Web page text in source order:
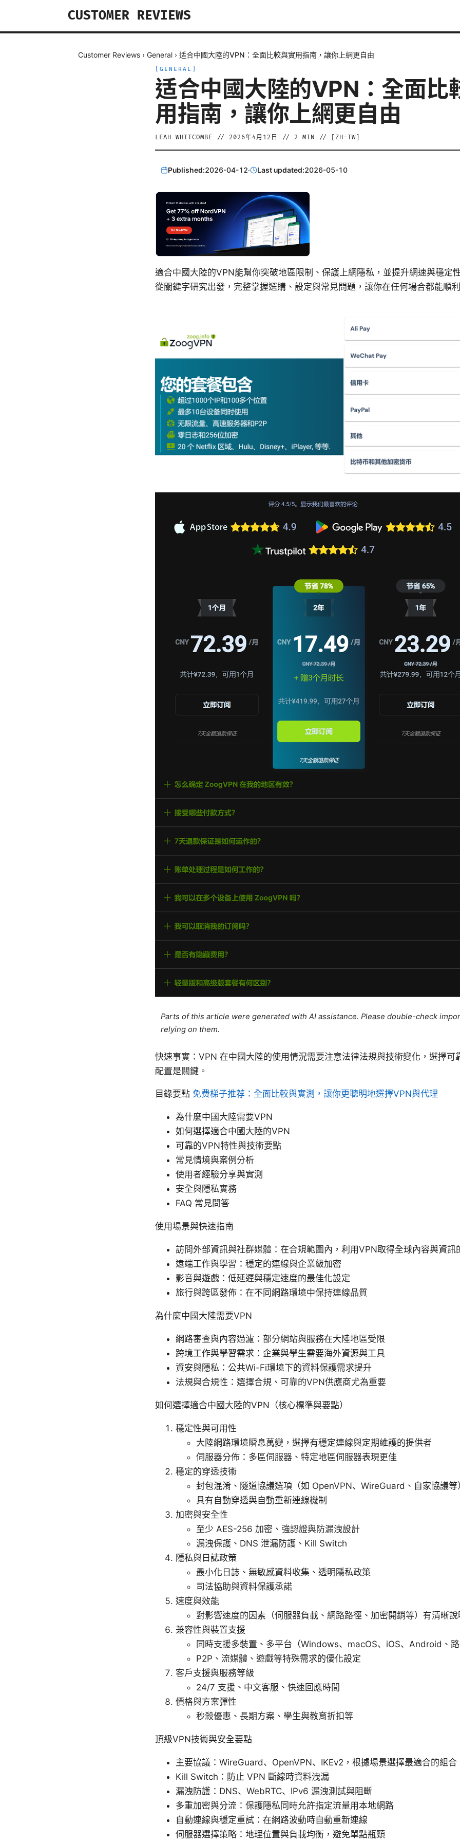
CUSTOMER REVIEWS
Customer Reviews › General › 适合中國大陸的VPN：全面比較與實用指南，讓你上網更自由
GENERAL
适合中國大陸的VPN：全面比
用指南，讓你上網更自由
LEAH WHITCOMBE // 2026年4月12日 // 2 MIN // [ ZH-TW
Published:2026-04-12· Last updated:2026-05-10
適合中國大陸的VPN能幫你突破地區限制、保護上網隱私，並提升網速與穩定
從關鍵字研究出發，完整掌握選購、設定與常見問題，讓你在任何場合都能順
Parts of this article were generated with AI assistance. Please double-check
relying on them.
快速事實：VPN 在中國大陸的使用情況需要注意法律法規與技術變化，選擇可
配置是關鍵。
目錄要點 免费梯子推荐：全面比較與實測，讓你更聰明地選擇VPN與代理
為什麼中國大陸需要VPN
如何選擇適合中國大陸的VPN
可靠的VPN特性與技術要點
常見情境與案例分析
使用者經驗分享與實測
安全與隱私實務
FAQ 常見問答
使用場景與快速指南
訪問外部資訊與社群媒體：在合規範圍內，利用VPN取得全球內容與資訊
遠端工作與學習：穩定的連線與企業級加密
影音與遊戲：低延遲與穩定速度的最佳化設定
旅行與跨區發佈：在不同網路環境中保持連線品質
為什麼中國大陸需要VPN
網路審查與內容過濾：部分網站與服務在大陸地區受限
跨境工作與學習需求：企業與學生需要海外資源與工具
資安與隱私：公共Wi-Fi環境下的資料保護需求提升
法規與合規性：選擇合規、可靠的VPN供應商尤為重要
如何選擇適合中國大陸的VPN（核心標準與要點）
穩定性與可用性
大陸網路環境瞬息萬變，選擇有穩定連線與定期維護的提供者
伺服器分佈：多區伺服器、特定地區伺服器表現更佳
穩定的穿透技術
封包混淆、隧道協議選項（如 OpenVPN、WireGuard、自家協議等
具有自動穿透與自動重新連線機制
加密與安全性
至少 AES-256 加密、強認證與防漏洩設計
漏洩保護、DNS 泄漏防護、Kill Switch
隱私與日誌政策
最小化日誌、無敏感資料收集、透明隱私政策
司法協助與資料保護承諾
速度與效能
對影響速度的因素（伺服器負載、網路路徑、加密開銷等）有清晰說
兼容性與裝置支援
同時支援多裝置、多平台（Windows、macOS、iOS、Android、
P2P、流媒體、遊戲等特殊需求的優化設定
客戶支援與服務等級
24/7 支援、中文客服、快速回應時間
價格與方案彈性
秒殺優惠、長期方案、學生與教育折扣等
頂級VPN技術與安全要點
主要協議：WireGuard、OpenVPN、IKEv2，根據場景選擇最適合的組合
Kill Switch：防止 VPN 斷線時資料洩漏
漏洩防護：DNS、WebRTC、IPv6 漏洩測試與阻斷
多重加密與分流：保護隱私同時允許指定流量用本地網路
自動連線與穩定重試：在網路波動時自動重新連線
伺服器選擇策略：地理位置與負載均衡，避免單點瓶頸